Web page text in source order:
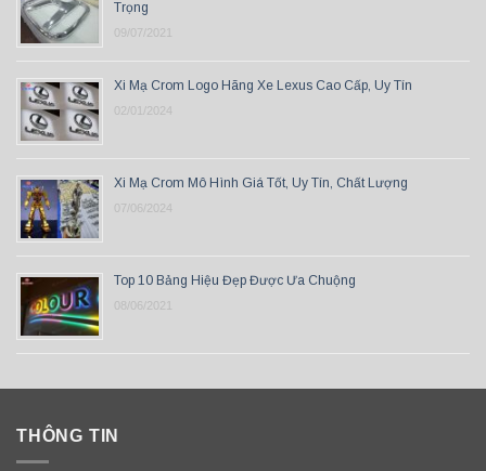
Trọng
09/07/2021
Xi Mạ Crom Logo Hãng Xe Lexus Cao Cấp, Uy Tín
02/01/2024
Xi Mạ Crom Mô Hình Giá Tốt, Uy Tín, Chất Lượng
07/06/2024
Top 10 Bảng Hiệu Đẹp Được Ưa Chuộng
08/06/2021
THÔNG TIN